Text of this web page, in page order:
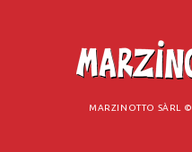
MARZINOTTO SÀRL ©